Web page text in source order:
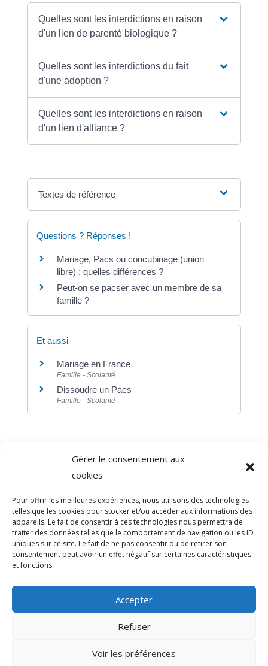
Gérer le consentement aux
cookies
Pour offrir les meilleures expériences, nous utilisons des technologies
telles que les cookies pour stocker et/ou accéder aux informations des
appareils. Le fait de consentir à ces technologies nous permettra de
traiter des données telles que le comportement de navigation ou les ID
uniques sur ce site. Le fait de ne pas consentir ou de retirer son
consentement peut avoir un effet négatif sur certaines caractéristiques
et fonctions.
Accepter
Refuser
Voir les préférences
Quelles sont les interdictions en raison
d'un lien de parenté biologique ?
Quelles sont les interdictions du fait
d'une adoption ?
Quelles sont les interdictions en raison
d'un lien d'alliance ?
Textes de référence
Questions ? Réponses !
Mariage, Pacs ou concubinage (union
libre) : quelles différences ?
Peut-on se pacser avec un membre de sa
famille ?
Et aussi
Mariage en France
Famille - Scolarité
Dissoudre un Pacs
Famille - Scolarité
Direction de l'information légale et administrative
comarquage developpé par
© 2026 Mairie de Sainte-Léocadie | Site